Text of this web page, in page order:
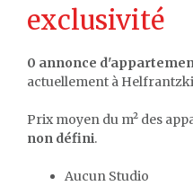
exclusivité
0 annonce
actuellement à
Prix moyen du m² des
non défini.
Aucun Studio